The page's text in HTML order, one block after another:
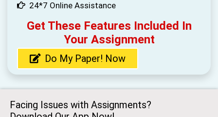
24*7 Online Assistance
Get These Features Included In
Your Assignment
Do My Paper! Now
Facing Issues with Assignments?